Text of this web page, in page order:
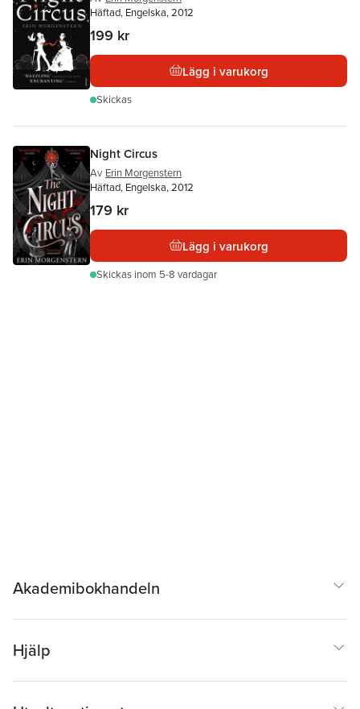
Häftad, Engelska, 2012
199 kr
Lägg i varukorg
Skickas
Night Circus
Av Erin Morgenstern
Häftad, Engelska, 2012
179 kr
Lägg i varukorg
Skickas inom 5-8 vardagar
Akademibokhandeln
Hjälp